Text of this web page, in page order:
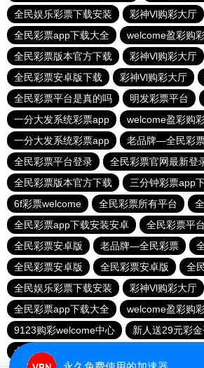
全民娱乐彩票下载安装
彩神Vl购彩大厅
全民彩票app下载大全
welcome盈彩购
全民彩票版本官方下载
彩神Vl购彩大厅
全民彩票安卓版下载
彩神Vl购彩大厅
全民彩票平台是真的吗
明发彩票平台
一分大发系统彩票app
welcome盈彩购
一分大发系统彩票app
老品牌—全民彩
全民彩票平台登录
全民彩票官网最新登
全民彩票版本官方下载
三分钟彩票app
6f彩票welcome
全民彩票所有平台
全民彩票app下载安装安卓
全民彩票平
全民彩票安卓版
老品牌—全民彩票
全民彩票安卓版
全民彩票安卓版
全
全民娱乐彩票下载安装
彩神Vl购彩大厅
全民彩票app下载大全
welcome盈彩购
9123购彩welcome中心
新人送29元彩
全民彩票平台换了吗